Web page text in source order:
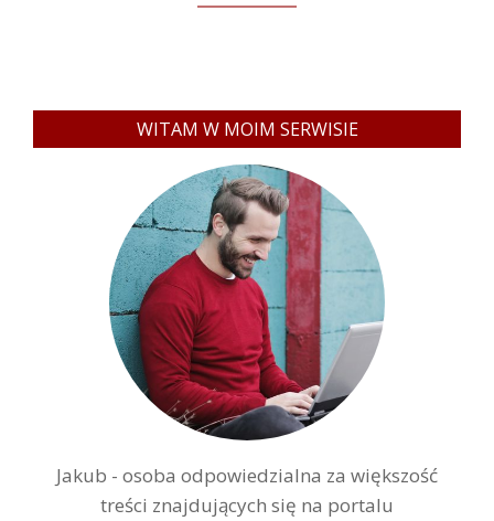
WITAM W MOIM SERWISIE
Jakub - osoba odpowiedzialna za większość
treści znajdujących się na portalu